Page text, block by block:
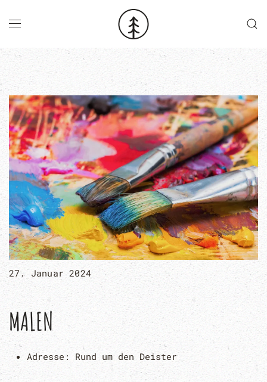
Skip to main content
27. Januar 2024
MALEN
Adresse: Rund um den Deister